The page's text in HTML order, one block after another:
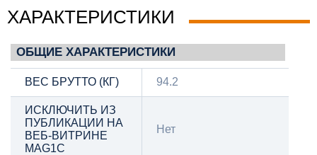
ХАРАКТЕРИСТИКИ
ОБЩИЕ ХАРАКТЕРИСТИКИ
ВЕС БРУТТО (КГ) 94.2
ИСКЛЮЧИТЬ ИЗ
ПУБЛИКАЦИИ НА
ВЕБ-ВИТРИНЕ
MAG1C
Нет